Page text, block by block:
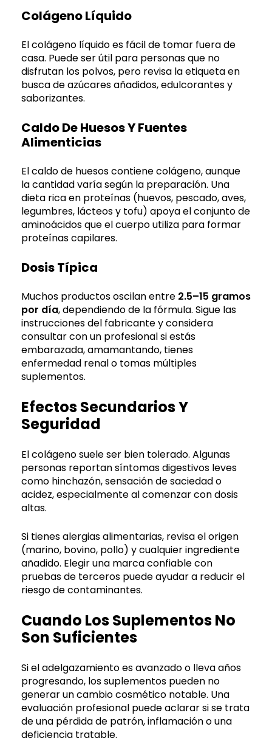
Colágeno Líquido
El colágeno líquido es fácil de tomar fuera de
casa. Puede ser útil para personas que no
disfrutan los polvos, pero revisa la etiqueta en
busca de azúcares añadidos, edulcorantes y
saborizantes.
Caldo De Huesos Y Fuentes
Alimenticias
El caldo de huesos contiene colágeno, aunque
la cantidad varía según la preparación. Una
dieta rica en proteínas (huevos, pescado, aves,
legumbres, lácteos y tofu) apoya el conjunto de
aminoácidos que el cuerpo utiliza para formar
proteínas capilares.
Dosis Típica
Muchos productos oscilan entre 2.5–15 gramos
por día, dependiendo de la fórmula. Sigue las
instrucciones del fabricante y considera
consultar con un profesional si estás
embarazada, amamantando, tienes
enfermedad renal o tomas múltiples
suplementos.
Efectos Secundarios Y
Seguridad
El colágeno suele ser bien tolerado. Algunas
personas reportan síntomas digestivos leves
como hinchazón, sensación de saciedad o
acidez, especialmente al comenzar con dosis
altas.
Si tienes alergias alimentarias, revisa el origen
(marino, bovino, pollo) y cualquier ingrediente
añadido. Elegir una marca confiable con
pruebas de terceros puede ayudar a reducir el
riesgo de contaminantes.
Cuando Los Suplementos No
Son Suficientes
Si el adelgazamiento es avanzado o lleva años
progresando, los suplementos pueden no
generar un cambio cosmético notable. Una
evaluación profesional puede aclarar si se trata
de una pérdida de patrón, inflamación o una
deficiencia tratable.